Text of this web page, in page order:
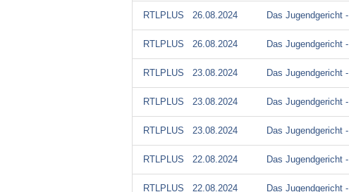
RTLPLUS 26.08.2024 Das Jugendgericht -
RTLPLUS 26.08.2024 Das Jugendgericht -
RTLPLUS 23.08.2024 Das Jugendgericht -
RTLPLUS 23.08.2024 Das Jugendgericht -
RTLPLUS 23.08.2024 Das Jugendgericht -
RTLPLUS 22.08.2024 Das Jugendgericht -
RTLPLUS 22.08.2024 Das Jugendgericht -